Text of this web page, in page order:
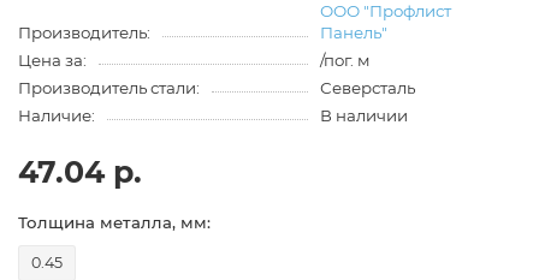
Производитель:
ООО "Профлист
Панель"
Цена за:
/пог. м
Производитель стали:
Северсталь
Наличие:
В наличии
47.04 р.
Толщина металла, мм:
0.45